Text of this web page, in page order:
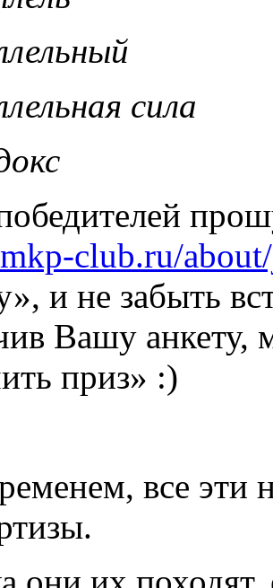
сила
club.ru/
и не забыть
Вашу анкету,
приз» :)
все эти